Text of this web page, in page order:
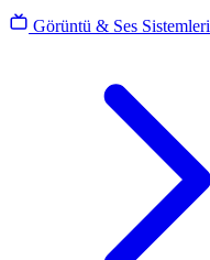
Görüntü & Ses Sistemleri